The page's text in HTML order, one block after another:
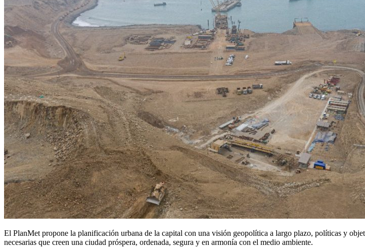
El PlanMet propone la planificación urbana de la capital con una visión geopolítica a largo plazo, políticas y
necesarias que creen una ciudad próspera, ordenada, segura y en armonía con el medio ambiente.